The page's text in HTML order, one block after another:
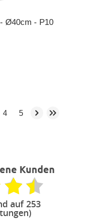
Ø40cm - P10
4 5
Kunden
auf 253